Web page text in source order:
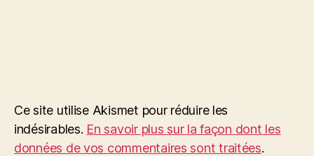
Ce site utilise Akismet pour réduire les
indésirables. En savoir plus sur la façon dont les
données de vos commentaires sont traitées.